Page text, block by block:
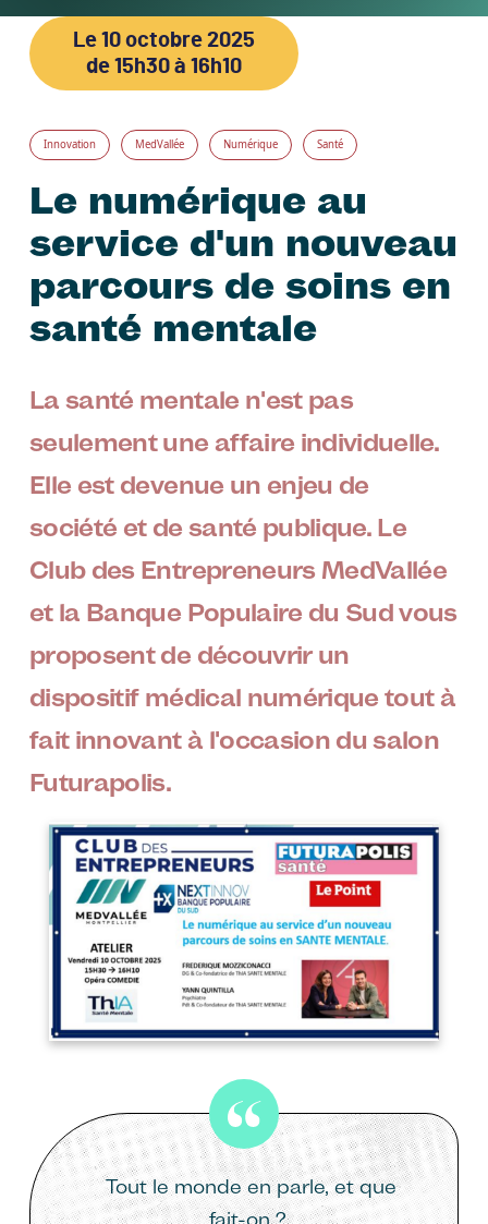
Le 10 octobre 2025
de 15h30 à 16h10
Innovation MedVallée Numérique Santé
Le numérique au
service d'un nouveau
parcours de soins en
santé mentale
La santé mentale n'est pas
seulement une affaire individuelle.
Elle est devenue un enjeu de
société et de santé publique. Le
Club des Entrepreneurs MedVallée
et la Banque Populaire du Sud vous
proposent de découvrir un
dispositif médical numérique tout à
fait innovant à l'occasion du salon
Futurapolis.
Image
Tout le monde en parle, et que